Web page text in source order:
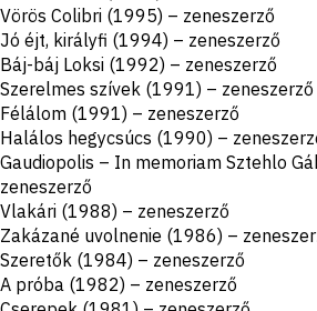
Vörös Colibri (1995) – zeneszerző
Jó éjt, királyfi (1994) – zeneszerző
Báj-báj Loksi (1992) – zeneszerző
Szerelmes szívek (1991) – zeneszerző
Félálom (1991) – zeneszerző
Halálos hegycsúcs (1990) –
Gaudiopolis – In memoriam Sztehlo
zeneszerző
Vlakári (1988) – zeneszerző
Zakázané uvolnenie (1986) –
Szeretők (1984) – zeneszerző
A próba (1982) – zeneszerző